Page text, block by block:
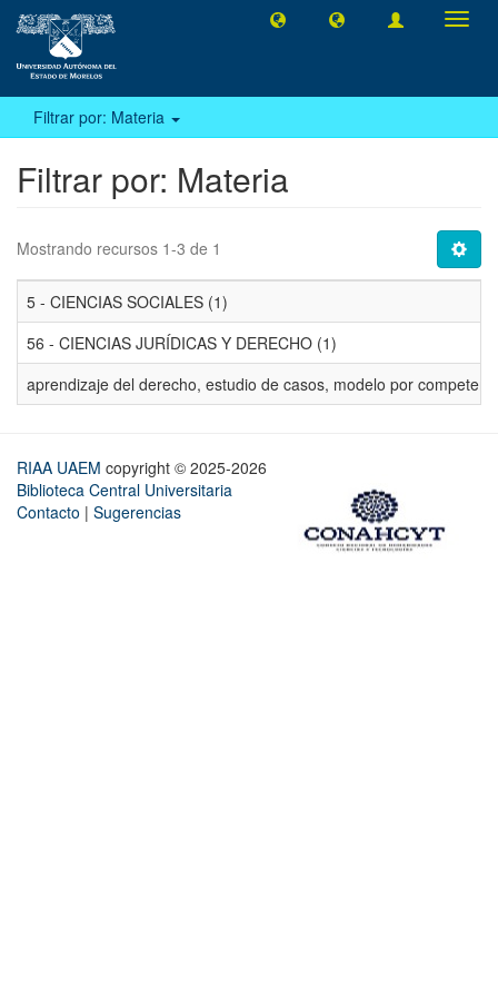
Filtrar por: Materia
Filtrar por: Materia
Mostrando recursos 1-3 de 1
5 - CIENCIAS SOCIALES (1)
56 - CIENCIAS JURÍDICAS Y DERECHO (1)
aprendizaje del derecho, estudio de casos, modelo por
RIAA UAEM copyright © 2025-2026
Biblioteca Central Universitaria
Contacto | Sugerencias